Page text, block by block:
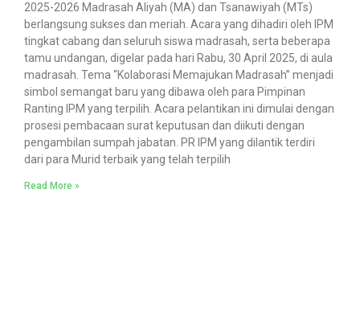
2025-2026 Madrasah Aliyah (MA) dan Tsanawiyah (MTs)
berlangsung sukses dan meriah. Acara yang dihadiri oleh IPM
tingkat cabang dan seluruh siswa madrasah, serta beberapa
tamu undangan, digelar pada hari Rabu, 30 April 2025, di aula
madrasah. Tema “Kolaborasi Memajukan Madrasah” menjadi
simbol semangat baru yang dibawa oleh para Pimpinan
Ranting IPM yang terpilih. Acara pelantikan ini dimulai dengan
prosesi pembacaan surat keputusan dan diikuti dengan
pengambilan sumpah jabatan. PR IPM yang dilantik terdiri
dari para Murid terbaik yang telah terpilih
Read More »